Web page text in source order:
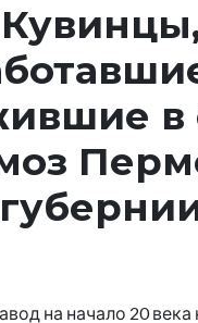
в
на начало 20 века